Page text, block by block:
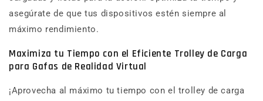
asegúrate de que tus dispositivos estén siempre al
máximo rendimiento.
Maximiza tu Tiempo con el Eficiente Trolley de Carga
para Gafas de Realidad Virtual
¡Aprovecha al máximo tu tiempo con el trolley de carga